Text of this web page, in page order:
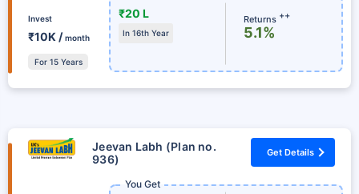
Invest
₹10K /month
For 15 Years
₹20 L
In 16th Year
Returns ++
5.1%
Jeevan Labh (Plan no.
936)
Get Details
You Get